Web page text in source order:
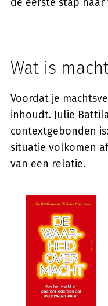
Wat is
Voordat je
inhoudt. Julie
contextgebonden
situatie volkomen
van een relatie.